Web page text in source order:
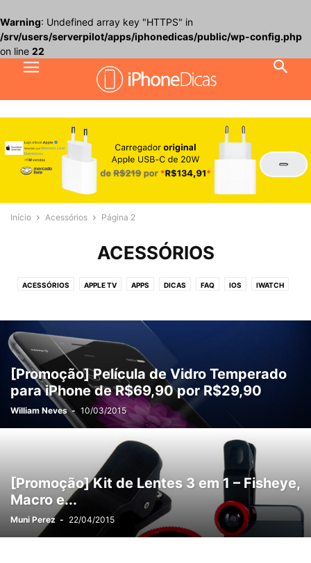
Warning: Undefined array key "HTTPS" in
/srv/users/serverpilot/apps/iphonedicas/public/wp-config.php
on line 22
Início Acessórios Página 2
ACESSÓRIOS
ACESSÓRIOS APPLE TV APPS DICAS FAQ IOS IWATCH
VÍDEOS WALLPAPERS
[Promoção] Película de Vidro Temperado
para iPhone de R$69,90 por R$29,90
William Neves - 10/03/2015
[Promoção] Kit de Lentes 3 em 1 – Fisheye,
Macro e...
Muni Perez - 22/04/2015